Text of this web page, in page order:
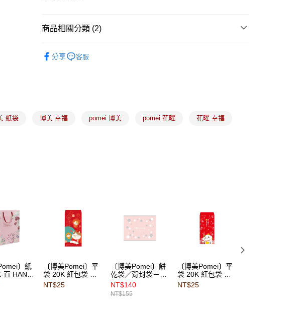
運送方式
每筆NT$100，滿NT$1,500(含以上)免運費
商品相關分類 (2)
袋、圓筒盒
分享 客服
紙袋 博美 幸福 pomei 博美 pomei 花曜 花曜 幸福
〕紙
直 HANA
〔博美Pomei〕平
袋 20K 紅包袋 喵
果迎春 10入
NT$25
〔博美Pomei〕餅
乾袋／背封袋－花
絮祝福 100入
（11.5x9cm）
NT$140
NT$155
〔博美Pomei〕平
袋 20K 紅包袋 吉
利喵喵 (10入)
NT$25